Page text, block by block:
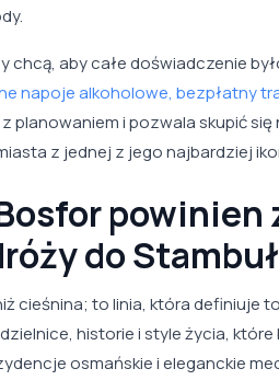
chcą, aby całe doświadczenie
napoje alkoholowe, bezpłatny
planowaniem i pozwala skupić
z jednej z jego najbardziej
powinien
do
cieśnina; to linia, która definiuje
historie i style życia,
osmańskie i eleganckie